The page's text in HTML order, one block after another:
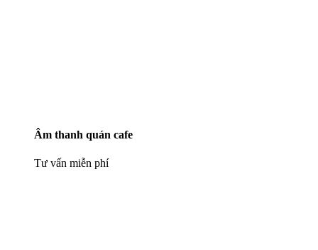
Âm thanh quán cafe
Tư vấn miễn phí